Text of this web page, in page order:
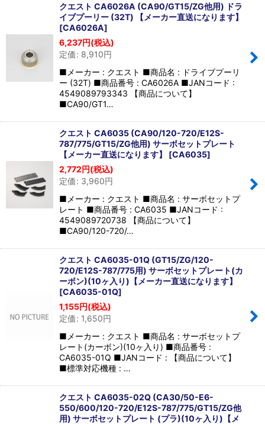
クエスト CA6026A (CA90/GT15/ZG他用) ドラ
イブプーリー (32T) 【メーカー直送になります】
[CA6026A]
6,237円(税込)
定価: 8,910円
■メーカー : クエスト ■商品名 : ドライブプーリ
ー (32T) ■商品番号 : CA6026A ■JANコード :
4549089793343 【商品について】
■CA90/GT1…
クエスト CA6035 (CA90/120-720/E12S-
787/775/GT15/ZG他用) サーボセットプレート
【メーカー直送になります】 [CA6035]
2,772円(税込)
定価: 3,960円
■メーカー : クエスト ■商品名 : サーボセットプ
レート ■商品番号 : CA6035 ■JANコード :
4549089720738 【商品について】
■CA90/120-720/…
クエスト CA6035-01Q (GT15/ZG/120-
720/E12S-787/775用) サーボセットプレート(カ
ーボン)(10ヶ入り)【メーカー直送になります】
[CA6035-01Q]
1,155円(税込)
定価: 1,650円
■メーカー : クエスト ■商品名 : サーボセットプ
レート(カーボン)(10ヶ入り) ■商品番号 :
CA6035-01Q ■JANコード : 【商品について】
■標準対応機種 : …
クエスト CA6035-02Q (CA30/50-E6-
550/600/120-720/E12S-787/775/GT15/ZG他
用) サーボセットプレート (プラ)(10ヶ入り)【メ